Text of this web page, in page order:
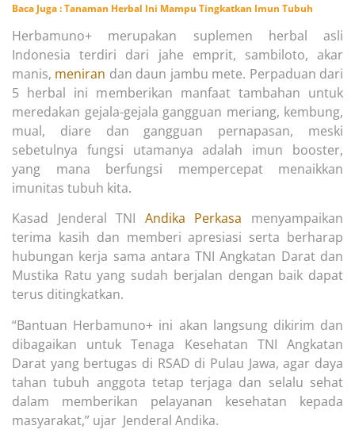
Baca Juga :Tanaman Herbal Ini Mampu Tingkatkan Imun Tubuh
Herbamuno+ merupakan suplemen herbal asli
Indonesia terdiri dari jahe emprit, sambiloto, akar
manis, meniran dan daun jambu mete. Perpaduan dari
5 herbal ini memberikan manfaat tambahan untuk
meredakan gejala-gejala gangguan meriang, kembung,
mual, diare dan gangguan pernapasan, meski
sebetulnya fungsi utamanya adalah imun booster,
yang mana berfungsi mempercepat menaikkan
imunitas tubuh kita.
Kasad Jenderal TNI Andika Perkasa menyampaikan
terima kasih dan memberi apresiasi serta berharap
hubungan kerja sama antara TNI Angkatan Darat dan
Mustika Ratu yang sudah berjalan dengan baik dapat
terus ditingkatkan.
“Bantuan Herbamuno+ ini akan langsung dikirim dan
dibagaikan untuk Tenaga Kesehatan TNI Angkatan
Darat yang bertugas di RSAD di Pulau Jawa, agar daya
tahan tubuh anggota tetap terjaga dan selalu sehat
dalam memberikan pelayanan kesehatan kepada
masyarakat,” ujar Jenderal Andika.